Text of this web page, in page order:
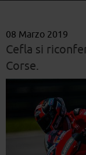
08 Marzo 2019
Cefla si
Corse.